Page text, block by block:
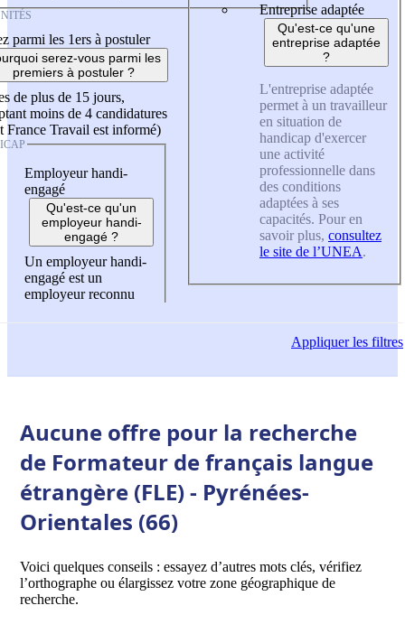
parmi les 1ers à postuler
serez-vous parmi les
premiers à postuler ?
de plus de 15 jours,
moins de 4 candidatures
France Travail est informé)
Employeur handi-
engagé
Qu'est-ce qu'un
employeur handi-
engagé ?
Un employeur handi-
engagé est un
employeur reconnu
Entreprise adaptée
Qu'est-ce qu'une
entreprise adaptée
?
L'entreprise adaptée
permet à un travailleur
en situation de
handicap d'exercer
une activité
professionnelle dans
des conditions
adaptées à ses
capacités. Pour en
savoir plus, consultez
le site de l’UNEA.
Appliquerles filtres
Aucune offre pour la recherche
de Formateur de français langue
étrangère (FLE) - Pyrénées-
Orientales (66)
Voici quelques conseils : essayez d’autres mots clés, vérifiez
l’orthographe ou élargissez votre zone géographique de
recherche.